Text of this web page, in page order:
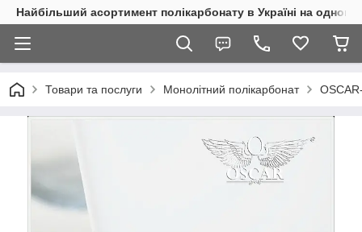
Найбільший асортимент полікарбонату в Україні на одному
Товари та послуги Монолітний полікарбонат